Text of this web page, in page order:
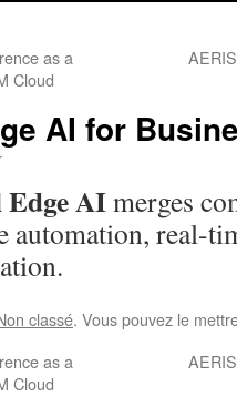
as a
Cloud
AI for
AImerges
real-
classé. Vous pouvez le
as a
Cloud